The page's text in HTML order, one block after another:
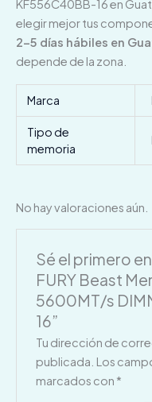
KF556C40BB-16 en
elegir mejor tus
2–5 días hábiles en
depende de la zona.
Marca
Tipo de
memoria
No hay valoraciones aún.
Sé el primero
FURY Beast
5600MT/s
16”
Tu dirección de
publicada. Los
marcados con *